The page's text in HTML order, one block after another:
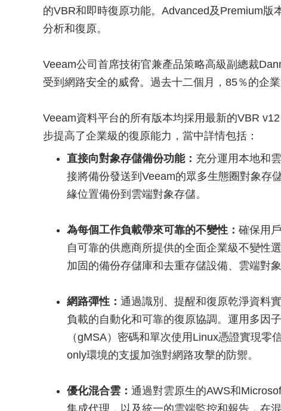
的VBR和即時復原功能。Advanced及Premium版
分析和復原。
Veeam公司首席技術官兼產品策略高級副總裁
受到網路安全的威脅。過去十二個月，85％的企
Veeam資料平台的所有版本均採用最新的VBR
步提高了企業級的復原能力，當中詳情包括：
直接向對象存儲備份功能： 充分運用本地和
接將備份發送到Veeam的眾多生態圈對象存
緣位置備份到雲端對象存儲。
為每個工作負載帶來可靠的不變性： 確保用
自可靠的供應商所提供的全面企業級不變性
加固的備份存儲庫和去重存儲設備、雲端對象
網路彈性： 通過識別、提醒和復原乾淨資料
負載的自動化和可靠的復原協調。運用多因
（gMSA）密碼和單次使用Linux憑證實現
only環境的支援加強對網路攻擊的防禦。
優化混合雲： 通過對雲原生的AWS和